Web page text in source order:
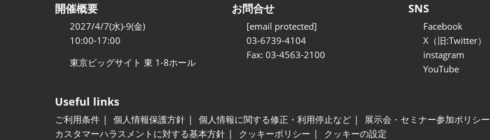
開催概要
2027/4/7(水)-9(金)
10:00-17:00
東京ビッグサイト 東 1-8ホール
お問合せ
[email protected]
03-6739-4104
Fax: 03-4563-2100
SNS
Facebook
X（旧:Twitter）
instagram
YouTube
Useful links
ご利用条件 個人情報保護方針 個人情報に関する修正・利用停止など 展示会・セミナー参加ポリシー
カスタマーハラスメントに対する基本方針
クッキーポリシー クッキーの設定